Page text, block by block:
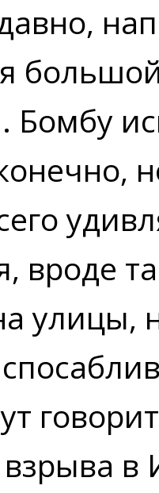
Бомбу
вроде
улицы,
взрыва